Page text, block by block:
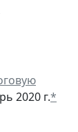
2020 г.*